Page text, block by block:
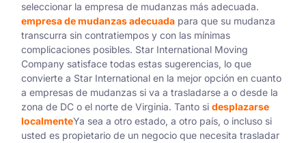
seleccionar la empresa de mudanzas más adecuada.
empresa de mudanzas adecuada para que su mudanza
transcurra sin contratiempos y con las mínimas
complicaciones posibles. Star International Moving
Company satisface todas estas sugerencias, lo que
convierte a Star International en la mejor opción en cuanto
a empresas de mudanzas si va a trasladarse a o desde la
zona de DC o el norte de Virginia. Tanto si desplazarse
localmenteYa sea a otro estado, a otro país, o incluso si
usted es propietario de un negocio que necesita trasladar